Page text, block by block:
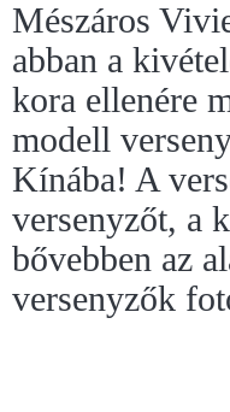
Mészáros
abban a
kora ellenére
modell
Kínába! A
versenyzőt, a
bővebben az
versenyzők